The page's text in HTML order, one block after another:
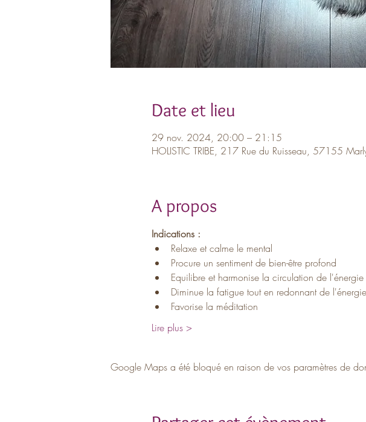
Date et lieu
29 nov. 2024, 20:00 – 21:15
HOLISTIC TRIBE, 217 Rue du Ruisseau, 57155
A propos
Indications :
Relaxe et calme le mental
Procure un sentiment de bien-être profond
Equilibre et harmonise la circulation de l'énergie
Diminue la fatigue tout en redonnant de l'énergie
Favorise la méditation
Lire plus >
Google Maps a été bloqué en raison de vos paramètres de